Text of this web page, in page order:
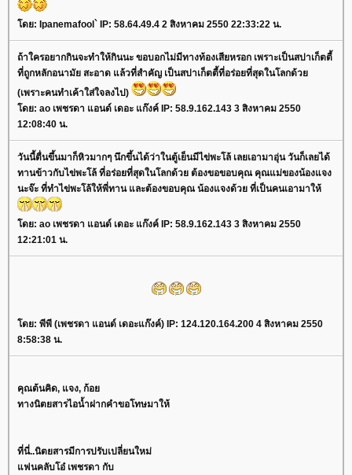
ดย: Ipanemafool` IP: 58.64.49.4 2 สิงหาคม 2550 22:33:22 น.
ถ้าใครอยากกินจะทำให้กินนะ ขอบอกไม่มีทางท้องเสียหรอก เพราะเป็นสปาเก็ตตี้
ที่ถูกหลักอนามัย สะอาด แล้วที่สำคัญ เป็นสปาเก็ตตี้ที่อร่อยที่สุดในโลกด้ว
(เพราะคนทำเค้าใส่ใจลงไป)
ดย: ao เพชรดา แอนด์ เดอะ แก๊งค์ IP: 58.9.162.143 3 สิงหาคม 2550
12:08:40 น.
วันนี้ตื่นขึ้นมาก็หิวมากๆ นึกขึ้นได้ว่าในตู้เย็นมีไข่พะโล้ เลยเอามาอุ่น วันก็เลยได้
ทานข้าวกับไข่พะโล้ ที่อร่อยที่สุดในโลกด้วย ต้องขอขอบคุณ คุณแม่ของน้องแจง
นะจ๊ะ ที่ทำไข่พะโล้ให้พี่ทาน และต้องขอบคุณ น้องแจงด้วย ที่เป็นคนเอามาให้
ดย: ao เพชรดา แอนด์ เดอะ แก๊งค์ IP: 58.9.162.143 3 สิงหาคม 2550
12:21:01 น.
ดย: พีพี (เพชรดา แอนด์ เดอะแก๊งค์) IP: 124.120.164.200 4 สิงหาคม 2550
8:58:38 น.
คุณต้นคิด, แจง, ก้อ
ทางนิตยสารไอน้ำฝากคำขอโทษมาให้
ที่นี่..นิตยสารมีการปรับเปลี่ยนใหม่
ฟนคลับโอ๋ เพชรดา กับ